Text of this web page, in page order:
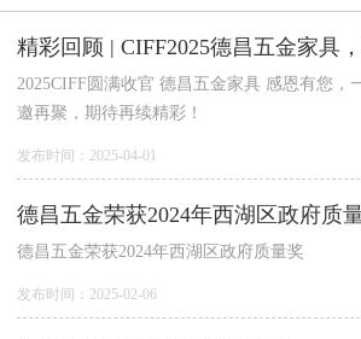
2025CIFF圆满收官 德昌五金家具 感恩有您，
邀再聚，期待再续精彩！
发布时间：2025-04-01
德昌五金荣获2024年西湖区政府质
德昌五金荣获2024年西湖区政府质量奖
发布时间：2025-02-06